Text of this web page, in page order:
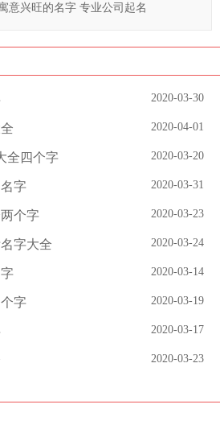
意兴旺的名字 专业公司起名
2020-03-30
2020-04-01
2020-03-20
全四个字
2020-03-31
字
2020-03-23
个字
2020-03-24
字大全
2020-03-14
2020-03-19
字
2020-03-17
2020-03-23